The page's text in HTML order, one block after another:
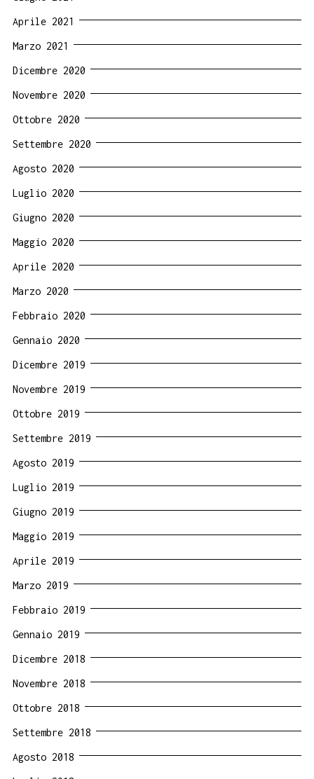
Aprile 2021
Marzo 2021
Dicembre 2020
Novembre 2020
Ottobre 2020
Settembre 2020
Agosto 2020
Luglio 2020
Giugno 2020
Maggio 2020
Aprile 2020
Marzo 2020
Febbraio 2020
Gennaio 2020
Dicembre 2019
Novembre 2019
Ottobre 2019
Settembre 2019
Agosto 2019
Luglio 2019
Giugno 2019
Maggio 2019
Aprile 2019
Marzo 2019
Febbraio 2019
Gennaio 2019
Dicembre 2018
Novembre 2018
Ottobre 2018
Settembre 2018
Agosto 2018